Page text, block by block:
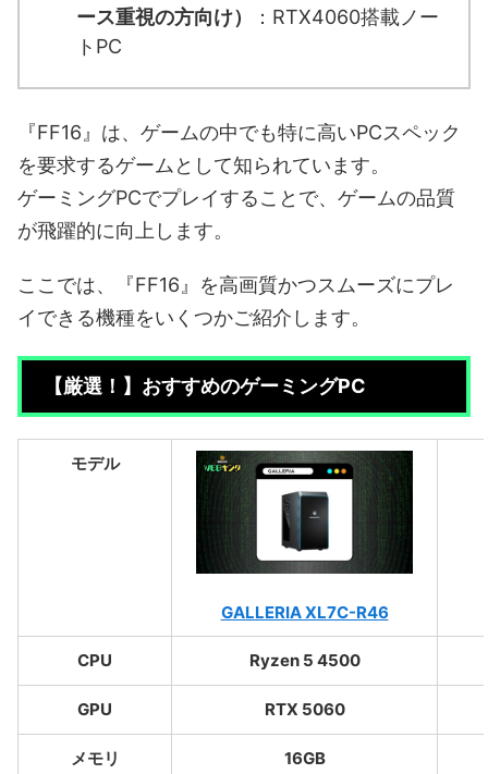
ース重視の方向け）
：RTX4060搭載ノー
トPC
『FF16』は、ゲームの中でも特に高いPCスペック
を要求するゲームとして知られています。
ゲーミングPCでプレイすることで、ゲームの品質
が飛躍的に向上します。
ここでは、『FF16』を高画質かつスムーズにプレ
イできる機種をいくつかご紹介します。
【厳選！】おすすめのゲーミングPC
モデル
GALLERIA XL7C-R46
CPU Ryzen 5 4500
GPU RTX 5060
メモリ 16GB